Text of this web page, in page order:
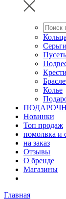
Кольца
Серьги
Колье
Новинки
Топ продаж
помолвка и
на заказ
Отзывы
О бренде
Магазины
Главная